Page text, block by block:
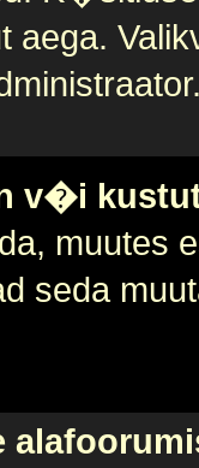
aega.
v�i
muutes
seda